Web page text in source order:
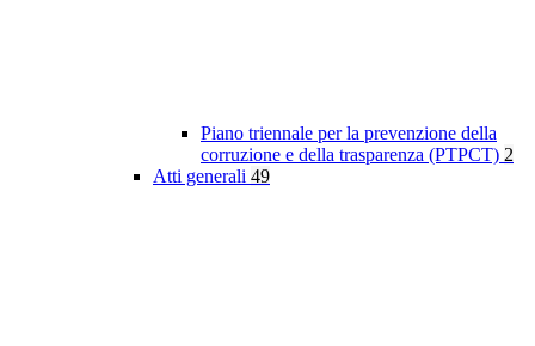
Piano triennale per la prevenzione della
corruzione e della trasparenza (PTPCT) 2
Atti generali 49